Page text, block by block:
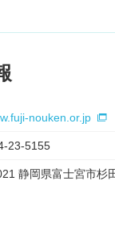
nouken.or.jp
23-5155
静岡県富士宮市杉